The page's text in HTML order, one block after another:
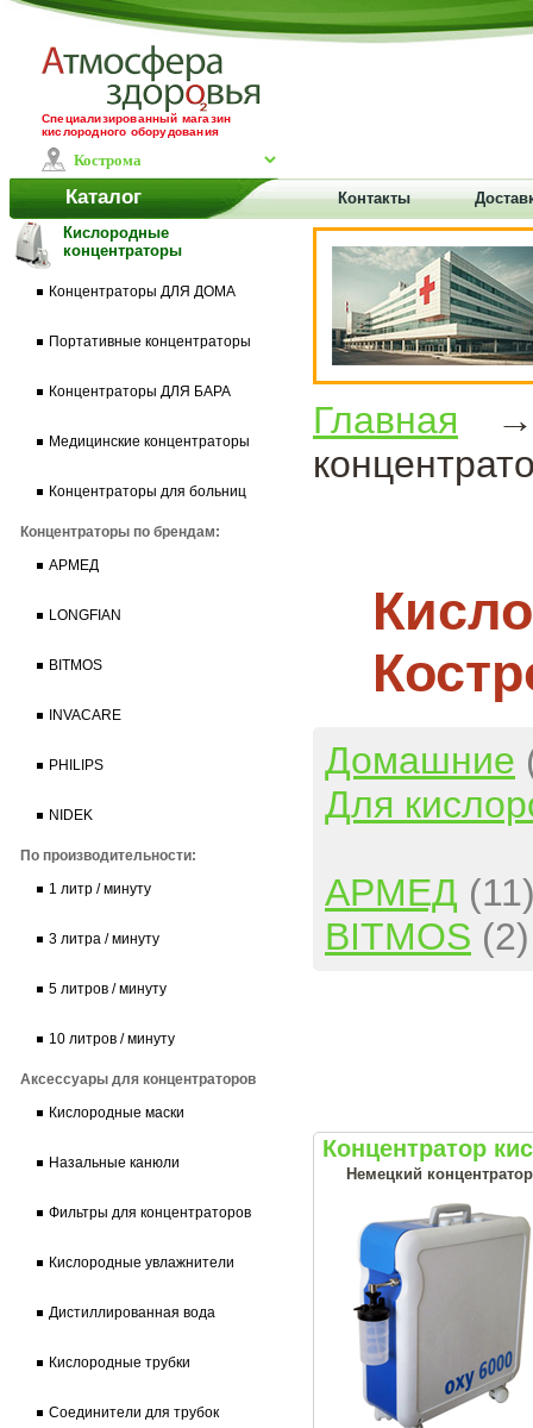
Специализированный магазин
кислородного оборудования
Каталог Контакты
Кислородные
концентраторы
Концентраторы ДЛЯ ДОМА
Портативные концентраторы
Концентраторы ДЛЯ БАРА
Медицинские концентраторы
Концентраторы для больниц
Концентраторы по брендам:
АРМЕД
LONGFIAN
BITMOS
INVACARE
PHILIPS
NIDEK
По производительности:
1 литр / минуту
3 литра / минуту
5 литров / минуту
10 литров / минуту
Аксессуары для концентраторов
Кислородные маски
Назальные канюли
Фильтры для концентраторов
Кислородные увлажнители
Дистиллированная вода
Кислородные трубки
Соединители для трубок
Главная
Домашние
Для
АРМЕД
BITMOS (2)
Концентратор
Немецкий